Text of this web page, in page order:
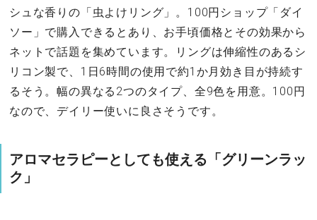
シュな香りの「虫よけリング」。100円ショップ「ダイ
ソー」で購入できるとあり、お手頃価格とその効果から
ネットで話題を集めています。リングは伸縮性のあるシ
リコン製で、1日6時間の使用で約1か月効き目が持続す
るそう。幅の異なる2つのタイプ、全9色を用意。100円
なので、デイリー使いに良さそうです。
アロマセラピーとしても使える「グリーンラッ
ク」